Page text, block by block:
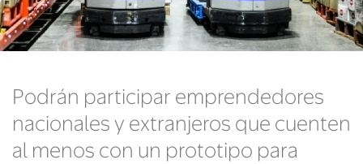
Podrán participar emprendedores
nacionales y extranjeros que cuenten
al menos con un prototipo para